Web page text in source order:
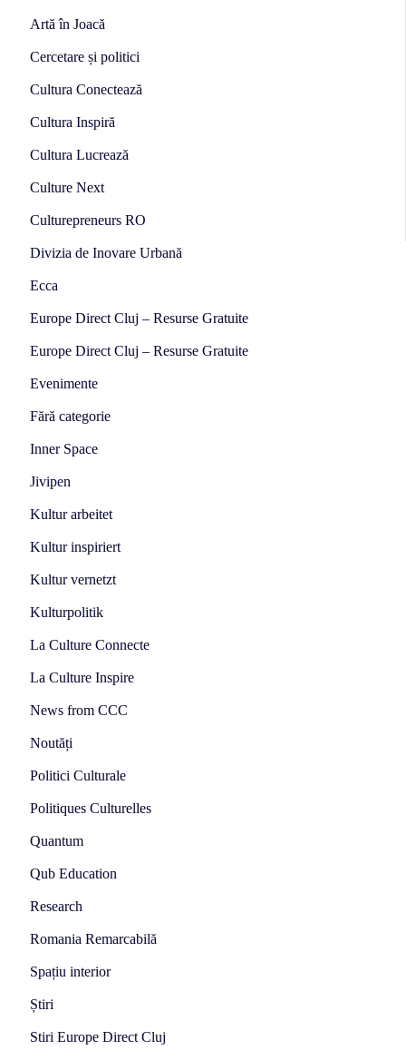
Artă în Joacă
Cercetare și politici
Cultura Conectează
Cultura Inspiră
Cultura Lucrează
Culture Next
Culturepreneurs RO
Divizia de Inovare Urbană
Ecca
Europe Direct Cluj – Resurse Gratuite
Europe Direct Cluj – Resurse Gratuite
Evenimente
Fără categorie
Inner Space
Jivipen
Kultur arbeitet
Kultur inspiriert
Kultur vernetzt
Kulturpolitik
La Culture Connecte
La Culture Inspire
News from CCC
Noutăți
Politici Culturale
Politiques Culturelles
Quantum
Qub Education
Research
Romania Remarcabilă
Spațiu interior
Știri
Stiri Europe Direct Cluj